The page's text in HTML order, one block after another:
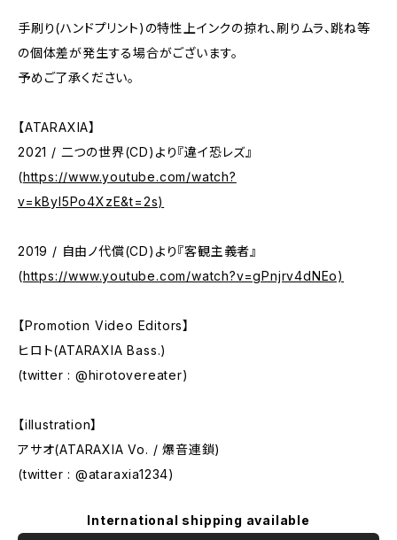
手刷り(ハンドプリント)の特性上インクの掠れ、刷りムラ、跳ね等
の個体差が発生する場合がございます。
予めご了承ください。
【ATARAXIA】
2021 / 二つの世界(CD)より『違イ恐レズ』
(https://www.youtube.com/watch?
v=kByI5Po4XzE&t=2s)
2019 / 自由ノ代償(CD)より『客観主義者』
(https://www.youtube.com/watch?v=gPnjrv4dNEo)
【Promotion Video Editors】
ヒロト(ATARAXIA Bass.)
(twitter : @hirotovereater)
【illustration】
アサオ(ATARAXIA Vo. / 爆音連鎖)
(twitter : @ataraxia1234)
International shipping available